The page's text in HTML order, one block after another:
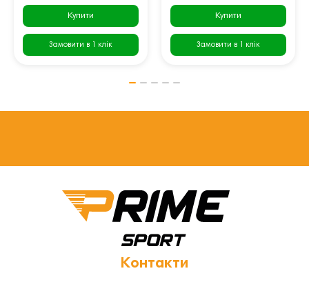
Купити
Замовити в 1 клік
Купити
Замовити в 1 клік
Контакти